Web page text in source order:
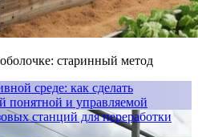
старинный метод
среде: как сделать
понятной и управляемой
станций для переработки